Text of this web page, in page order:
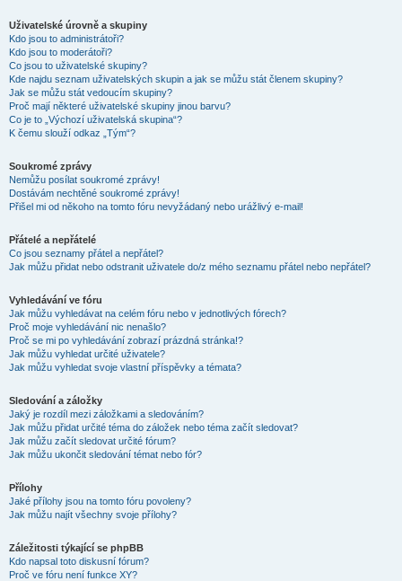
Uživatelské úrovně a skupiny
Kdo jsou to administrátoři?
Kdo jsou to moderátoři?
Co jsou to uživatelské skupiny?
Kde najdu seznam uživatelských skupin a jak se můžu stát členem skupiny?
Jak se můžu stát vedoucím skupiny?
Proč mají některé uživatelské skupiny jinou barvu?
Co je to „Výchozí uživatelská skupina“?
K čemu slouží odkaz „Tým“?
Soukromé zprávy
Nemůžu posílat soukromé zprávy!
Dostávám nechtěné soukromé zprávy!
Přišel mi od někoho na tomto fóru nevyžádaný nebo urážlivý e-mail!
Přátelé a nepřátelé
Co jsou seznamy přátel a nepřátel?
Jak můžu přidat nebo odstranit uživatele do/z mého seznamu přátel nebo nepřátel?
Vyhledávání ve fóru
Jak můžu vyhledávat na celém fóru nebo v jednotlivých fórech?
Proč moje vyhledávání nic nenašlo?
Proč se mi po vyhledávání zobrazí prázdná stránka!?
Jak můžu vyhledat určité uživatele?
Jak můžu vyhledat svoje vlastní příspěvky a témata?
Sledování a záložky
Jaký je rozdíl mezi záložkami a sledováním?
Jak můžu přidat určité téma do záložek nebo téma začít sledovat?
Jak můžu začít sledovat určité fórum?
Jak můžu ukončit sledování témat nebo fór?
Přílohy
Jaké přílohy jsou na tomto fóru povoleny?
Jak můžu najít všechny svoje přílohy?
Záležitosti týkající se phpBB
Kdo napsal toto diskusní fórum?
Proč ve fóru není funkce XY?